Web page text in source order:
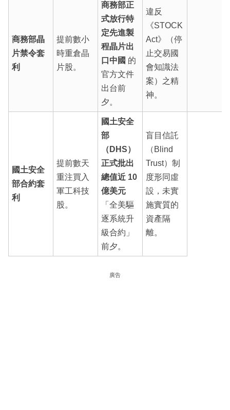
商務部晶
片禁令套
利
提前數小
時重倉晶
片股。
商務部正
式放行特
定先進製
程晶片出
口中國 的
官方文件
出台前
夕。
違反
《STOCK
Act》（停
止交易國
會知識法
案）之精
神。
國土安全
部合約套
利
提前數天
重注買入
軍工科技
股。
國土安全
部
（DHS）
正式批出
總值近 10
億美元
「全美驅
逐系統升
級合約」
前夕。
盲目信託
（Blind
Trust）制
度形同虛
設，未實
施實質的
資產隔
離。
廣告